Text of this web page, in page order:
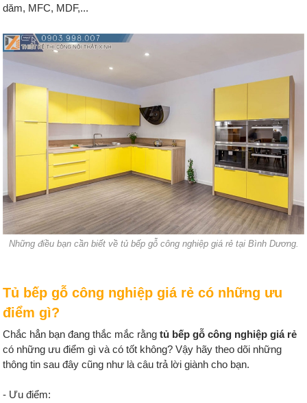
dăm, MFC, MDF,...
Những điều bạn cần biết về tủ bếp gỗ công nghiệp giá rẻ tại Bình Dương.
Tủ bếp gỗ công nghiệp giá rẻ có những ưu
điểm gì?
Chắc hẳn bạn đang thắc mắc rằngtủ bếp gỗ công nghiệp giá rẻ
có những ưu điểm gì và có tốt không? Vậy hãy theo dõi những
thông tin sau đây cũng như là câu trả lời giành cho bạn.
- Ưu điểm: